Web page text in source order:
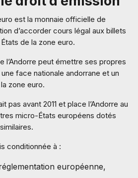
est la monnaie officielle de
d’accorder cours légal aux billets
de la zone euro.
l’Andorre peut émettre ses propres
face nationale andorrane et un
zone euro.
pas avant 2011 et place l’Andorre au
micro-États européens dotés
conditionnée à :
européenne,